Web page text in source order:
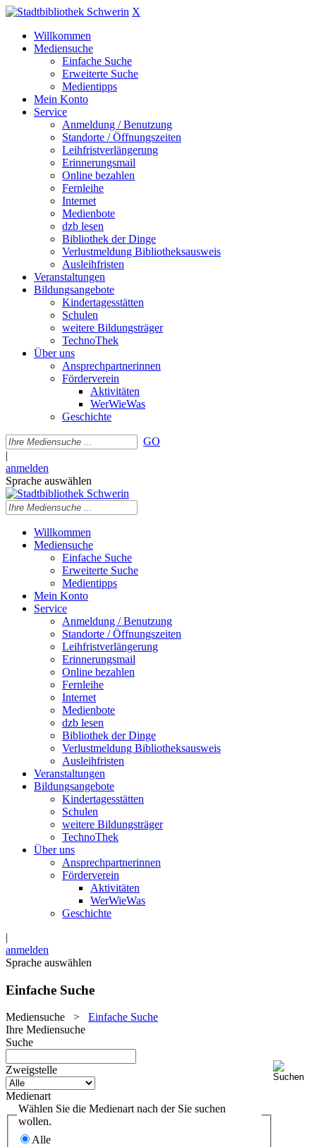
X
Willkommen
Mediensuche
Einfache Suche
Erweiterte Suche
Medientipps
Mein Konto
Service
Anmeldung / Benutzung
Standorte / Öffnungszeiten
Leihfristverlängerung
Erinnerungsmail
Online bezahlen
Fernleihe
Internet
Medienbote
dzb lesen
Bibliothek der Dinge
Verlustmeldung Bibliotheksausweis
Ausleihfristen
Veranstaltungen
Bildungsangebote
Kindertagesstätten
Schulen
weitere Bildungsträger
TechnoThek
Über uns
Ansprechpartnerinnen
Förderverein
Aktivitäten
WerWieWas
Geschichte
GO
|
anmelden
Sprache auswählen
Willkommen
Mediensuche
Einfache Suche
Erweiterte Suche
Medientipps
Mein Konto
Service
Anmeldung / Benutzung
Standorte / Öffnungszeiten
Leihfristverlängerung
Erinnerungsmail
Online bezahlen
Fernleihe
Internet
Medienbote
dzb lesen
Bibliothek der Dinge
Verlustmeldung Bibliotheksausweis
Ausleihfristen
Veranstaltungen
Bildungsangebote
Kindertagesstätten
Schulen
weitere Bildungsträger
TechnoThek
Über uns
Ansprechpartnerinnen
Förderverein
Aktivitäten
WerWieWas
Geschichte
|
anmelden
Sprache auswählen
Einfache Suche
Mediensuche > Einfache Suche
Ihre Mediensuche
Suche
Zweigstelle
Medienart
Wählen Sie die Medienart nach der Sie suchen
wollen.
Alle